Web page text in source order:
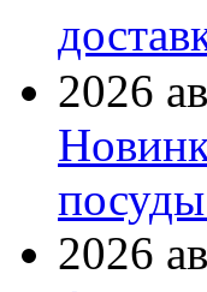
2026
2026